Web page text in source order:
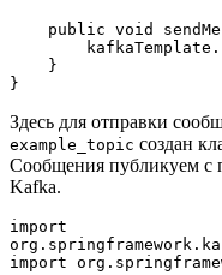
public void
    }
}
Здесь для отправки
example_topic создан
Сообщения публикуем
Kafka.
import
import